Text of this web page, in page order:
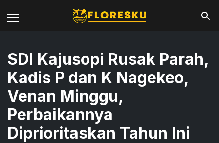
SDI Kajusopi Rusak Parah,
Kadis P dan K Nagekeo,
Venan Minggu,
Perbaikannya
Diprioritaskan Tahun Ini